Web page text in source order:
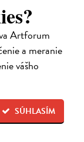
Artforum
a meranie
vášho
SÚHLASÍM
Lekár a
a
fyzické